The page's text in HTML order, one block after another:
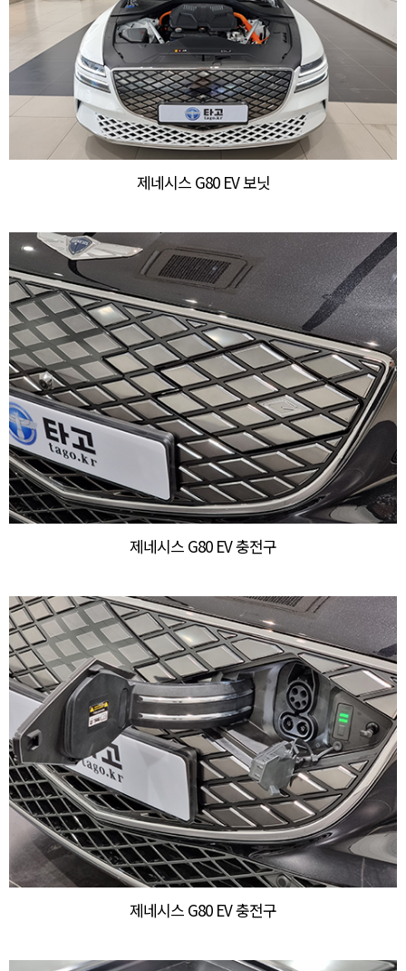
제네시스 G80 EV 보닛
제네시스 G80 EV 충전구
제네시스 G80 EV 충전구